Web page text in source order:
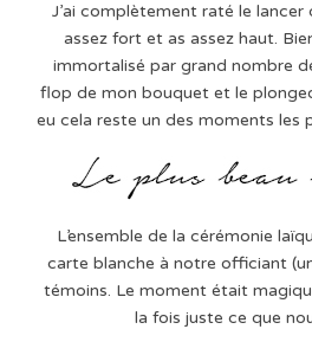
J’ai complètement raté le
assez fort et as assez haut.
immortalisé par grand nombre
flop de mon bouquet et le
eu cela reste un des moments les
L’ensemble de la cérémonie
carte blanche à notre officiant
témoins. Le moment était
la fois juste ce que